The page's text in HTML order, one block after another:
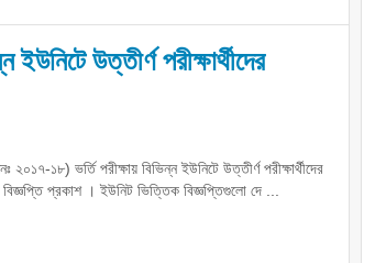
ইউনিটে উত্তীর্ণ পরীক্ষার্থীদের
২০১৭-১৮) ভর্তি পরীক্ষায় বিভিন্ন ইউনিটে উত্তীর্ণ পরীক্ষার্থীদের
প্রকাশ । ইউনিট ভিত্তিক বিজ্ঞপ্তিগুলো দে ...